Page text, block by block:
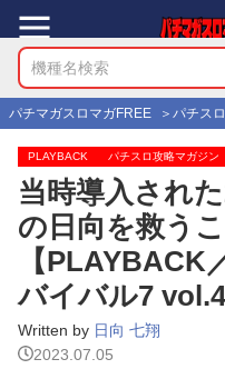
パチマガスロマガFREE パチス
PLAYBACK パチスロ攻略マガジン
当時導入され
の日向を救う
【PLAYBACK
バイバル7
Written by 日向 七翔
2023.07.05